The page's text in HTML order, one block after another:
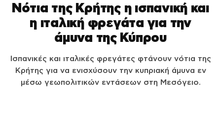
Νότια της Κρήτης η ισπανική και
η ιταλική φρεγάτα για την
άμυνα της Κύπρου
Ισπανικές και ιταλικές φρεγάτες φτάνουν νότια της
Κρήτης για να ενισχύσουν την κυπριακή άμυνα εν
μέσω γεωπολιτικών εντάσεων στη Μεσόγειο.